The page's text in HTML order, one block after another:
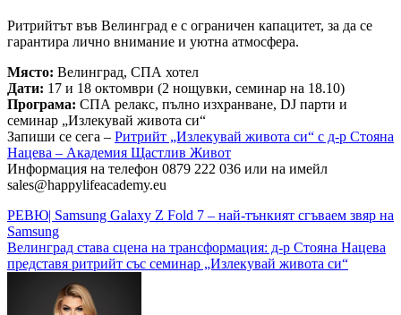
Ритрийтът във Велинград е с ограничен капацитет, за да се
гарантира лично внимание и уютна атмосфера.
Място: Велинград, СПА хотел
Дати: 17 и 18 октомври (2 нощувки, семинар на 18.10)
Програма: СПА релакс, пълно изхранване, DJ парти и
семинар „Излекувай живота си“
Запиши се сега – Ритрийт „Излекувай живота си“ с д-р Стояна
Нацева – Академия Щастлив Живот
Информация на телефон 0879 222 036 или на имейл
sales@happylifeacademy.eu
Навигация
РЕВЮ| Samsung Galaxy Z Fold 7 – най-тънкият сгъваем звяр на
Samsung
Велинград става сцена на трансформация: д-р Стояна Нацева
представя ритрийт със семинар „Излекувай живота си“